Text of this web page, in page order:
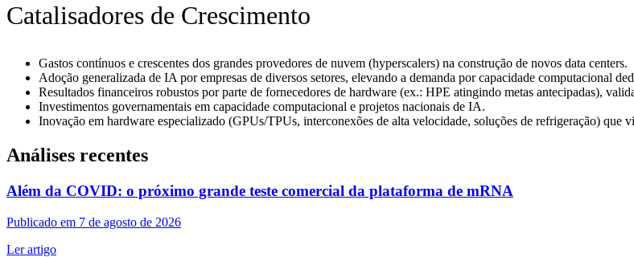
Catalisadores de Crescimento
Gastos contínuos e crescentes dos grandes provedores de nuvem (hyperscalers) na construção de novos data centers.
Adoção generalizada de IA por empresas de diversos setores, elevando a demanda por capacidade computacional
Resultados financeiros robustos por parte de fornecedores de hardware (ex.: HPE atingindo metas antecipadas),
Investimentos governamentais em capacidade computacional e projetos nacionais de IA.
Inovação em hardware especializado (GPUs/TPUs, interconexões de alta velocidade, soluções de refrigeração) que
Análises recentes
Além da COVID: o próximo grande teste comercial da plataforma de mRNA
Publicado em 7 de agosto de 2026
Ler artigo